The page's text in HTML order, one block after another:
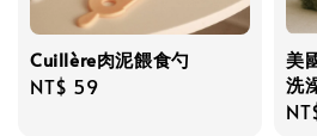
Cuillère肉泥餵食勺
Regular
NT$ 59
美
洗